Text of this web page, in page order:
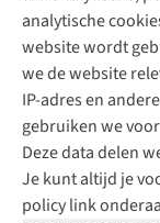
analytische
website wordt
we de website
IP-adres en
gebruiken we
Deze data delen
Je kunt altijd je
policy link